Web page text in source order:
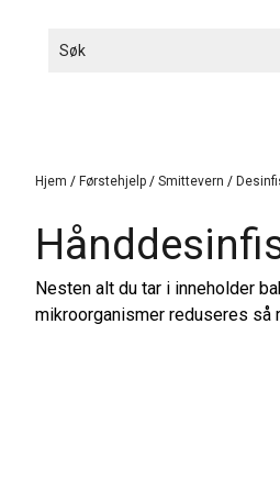
Hjem / Førstehjelp / Smittevern /
Nesten alt du tar i inneholder
mikroorganismer reduseres så